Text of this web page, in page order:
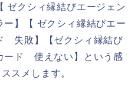
ゼクシィ縁結びエージェン
】【 ゼクシィ縁結びエー
失敗】【ゼクシィ縁結び
ード 使えない】という感
スメします。